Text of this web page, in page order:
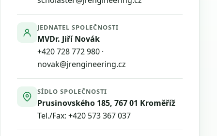
JEDNATEL SPOLEČNOSTI
MVDr. Jiří Novák
+420 728 772 980 ·
novak@jrengineering.cz
SÍDLO SPOLEČNOSTI
Prusinovského 185, 767 01 Kroměříž
Tel./Fax: +420 573 367 037